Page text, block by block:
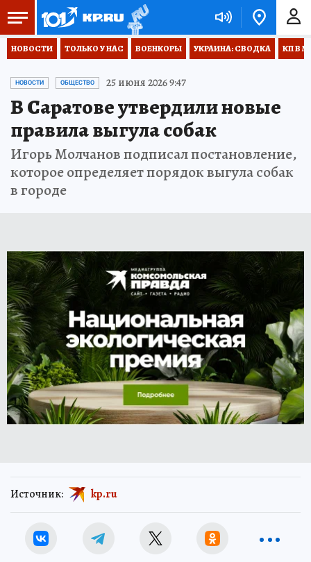
НОВОСТИ ТОЛЬКО У НАС ВОЕНКОРЫ УКРАИНА: СВОДКА КП В
НОВОСТИ ОБЩЕСТВО 25 июня 2026 9:47
В Саратове утвердили новые
правила выгула собак
Игорь Молчанов подписал постановление,
которое определяет порядок выгула собак
в городе
Источник: kp.ru